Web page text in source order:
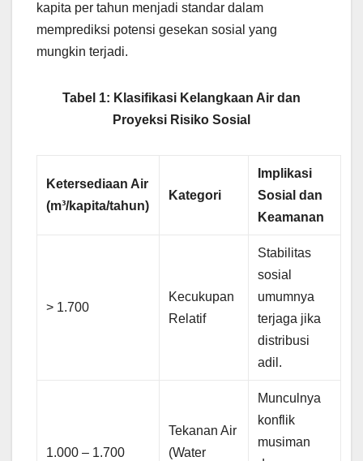
kapita per tahun menjadi standar dalam
memprediksi potensi gesekan sosial yang
mungkin terjadi.
Tabel 1: Klasifikasi Kelangkaan Air dan
Proyeksi Risiko Sosial
Ketersediaan Air
(m³/kapita/tahun)
Kategori
Implikasi
Sosial dan
Keamanan
> 1.700
Kecukupan
Relatif
Stabilitas
sosial
umumnya
terjaga jika
distribusi
adil.
1.000 – 1.700
Tekanan Air
(Water
Munculnya
konflik
musiman